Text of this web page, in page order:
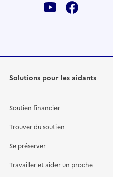
Solutions pour les aidants
Soutien financier
Trouver du soutien
Se préserver
Travailler et aider un proche